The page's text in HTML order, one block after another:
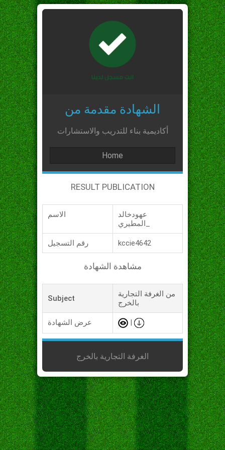
الشهادة مقدمة من
أكاديمية بناء للتدريب والاستشارات
Home
RESULT PUBLICATION
الاسم
عهودخالد
رقم التسجيل kccie4642
مشاهدة الشهادة
Subject
من الغرفة التجارية
بالخرج
عرض الشهادة
الغرفة التجارية بالخرج